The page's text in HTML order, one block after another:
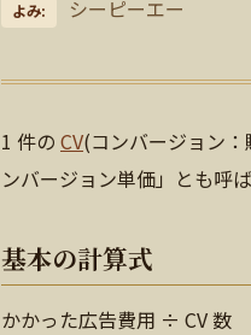
よみ: シーピーエー
1 件の CV(コンバージョン
ンバージョン単価」とも呼ば
基本の計算式
かかった広告費用 ÷ CV 数